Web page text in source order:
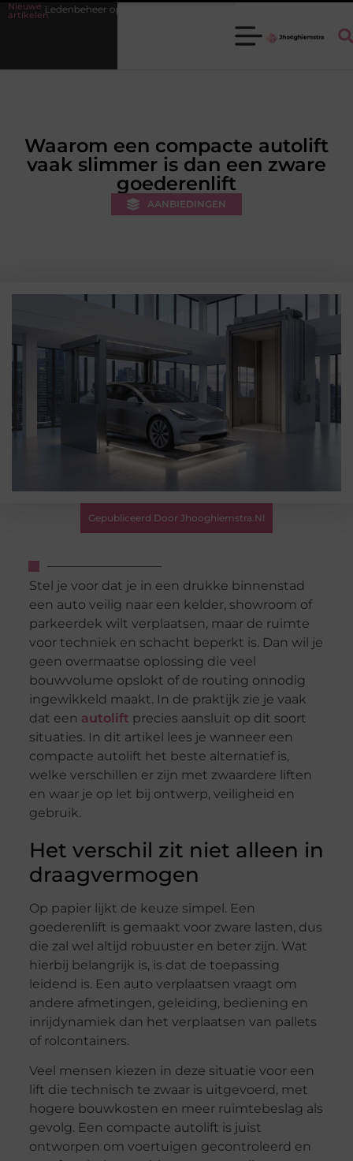
Nieuwe
artikelen
krijgen zonder extra werkdruk
Waarom een compacte autolift
vaak slimmer is dan een zware
goederenlift
AANBIEDINGEN
Gepubliceerd Door Jhooghiemstra.nl
Stel je voor dat je in een drukke binnenstad
een auto veilig naar een kelder, showroom of
parkeerdek wilt verplaatsen, maar de ruimte
voor techniek en schacht beperkt is. Dan wil je
geen overmaatse oplossing die veel
bouwvolume opslokt of de routing onnodig
ingewikkeld maakt. In de praktijk zie je vaak
dat een autolift precies aansluit op dit soort
situaties. In dit artikel lees je wanneer een
compacte autolift het beste alternatief is,
welke verschillen er zijn met zwaardere liften
en waar je op let bij ontwerp, veiligheid en
gebruik.
Het verschil zit niet alleen in
draagvermogen
Op papier lijkt de keuze simpel. Een
goederenlift is gemaakt voor zware lasten, dus
die zal wel altijd robuuster en beter zijn. Wat
hierbij belangrijk is, is dat de toepassing
leidend is. Een auto verplaatsen vraagt om
andere afmetingen, geleiding, bediening en
inrijdynamiek dan het verplaatsen van pallets
of rolcontainers.
Veel mensen kiezen in deze situatie voor een
lift die technisch te zwaar is uitgevoerd, met
hogere bouwkosten en meer ruimtebeslag als
gevolg. Een compacte autolift is juist
ontworpen om voertuigen gecontroleerd en